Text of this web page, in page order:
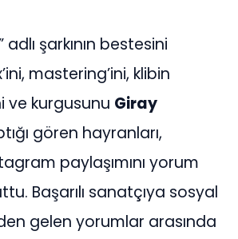
şarkının bestesini
mastering’ini, klibin
ve kurgusunu Giray
gören hayranları,
paylaşımını yorum
Başarılı sanatçıya sosyal
gelen yorumlar arasında